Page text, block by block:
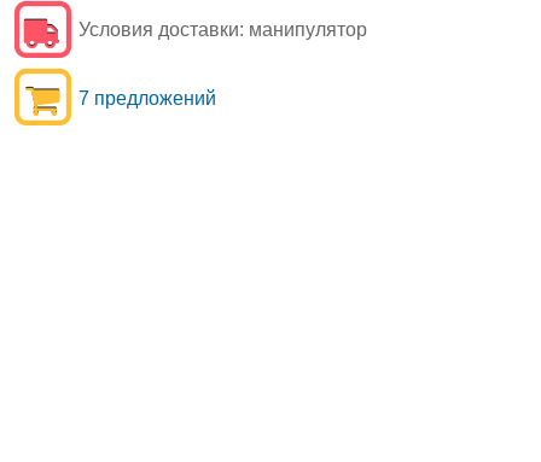
Условия доставки: манипулятор
7 предложений